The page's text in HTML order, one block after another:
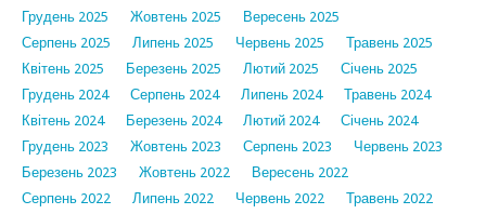
Грудень 2025
Жовтень 2025
Вересень 2025
Серпень 2025
Липень 2025 Червень 2025
Травень 2025
Квітень 2025
Березень 2025 Лютий 2025
Січень 2025
Грудень 2024
Серпень 2024 Липень 2024
Травень 2024
Квітень 2024
Березень 2024 Лютий 2024
Січень 2024
Грудень 2023
Жовтень 2023 Серпень 2023
Червень 2023
Березень 2023
Жовтень 2022
Вересень 2022
Серпень 2022
Липень 2022 Червень 2022
Травень 2022